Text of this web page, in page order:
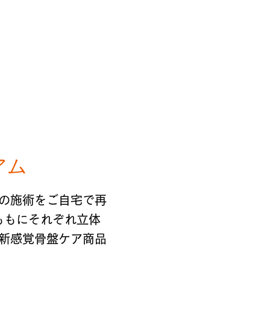
施術をご自宅で再
にそれぞれ立体
感覚骨盤ケア商品